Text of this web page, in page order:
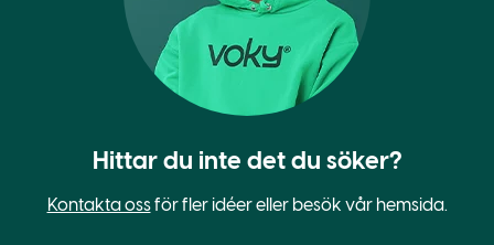
Hittar du inte det du söker?
Kontakta ossför fler idéer eller besök vår hemsida.